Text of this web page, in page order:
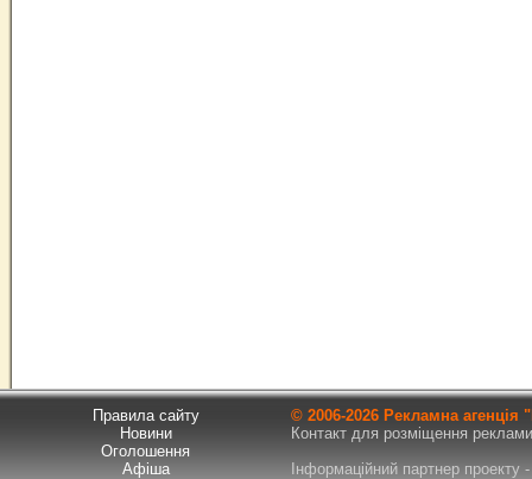
Правила сайту
Новини
Оголошення
Афіша
© 2006-2026 Рекламна
Контакт для розміщення
Інформаційний партнер проекту